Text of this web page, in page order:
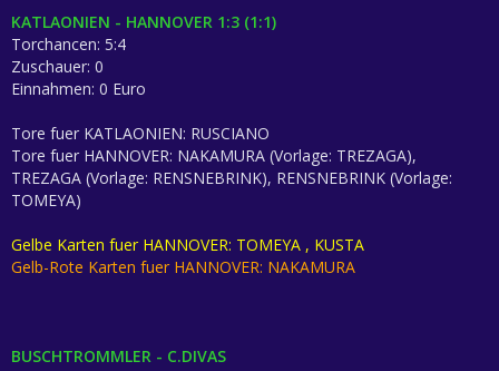
KATLAONIEN - HANNOVER 1:3 (1:1)
Torchancen: 5:4
Zuschauer: 0
Einnahmen: 0 Euro
Tore fuer KATLAONIEN: RUSCIANO
Tore fuer HANNOVER: NAKAMURA (Vorlage: TREZAGA),
TREZAGA (Vorlage: RENSNEBRINK), RENSNEBRINK (Vorlage:
TOMEYA)
Gelbe Karten fuer HANNOVER: TOMEYA , KUSTA
Gelb-Rote Karten fuer HANNOVER: NAKAMURA
BUSCHTROMMLER - C.DIVAS